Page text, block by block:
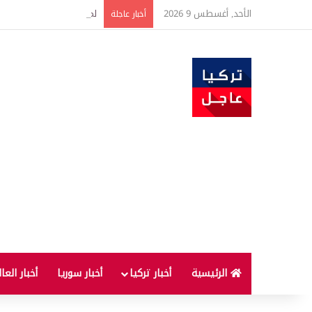
الأحد, أغسطس 9 2026 أخبار عاجلة لماذا لا يُنصح بإطفاء
الرئيسية أخبار تركيا أخبار سوريا أخبار